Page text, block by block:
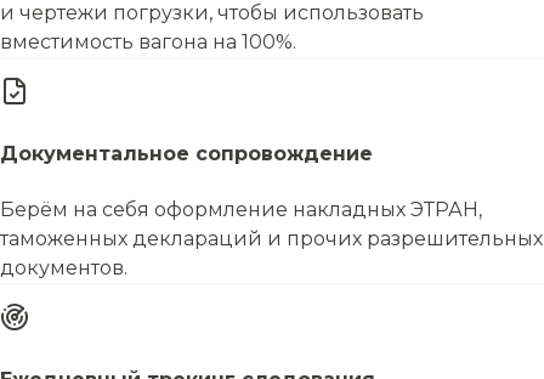
и чертежи погрузки, чтобы использовать
вместимость вагона на 100%.
Документальное сопровождение
Берём на себя оформление накладных ЭТРАН,
таможенных деклараций и прочих разрешительных
документов.